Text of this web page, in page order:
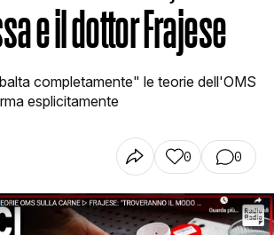
e il dottor Frajese
completamente" le teorie dell'OMS
esplicitamente
0 0